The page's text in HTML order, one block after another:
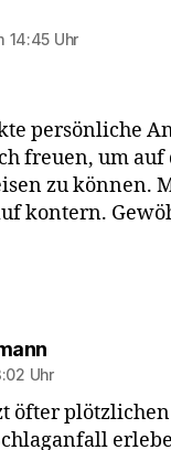
14:45 Uhr
persönliche
freuen, um
zu können.
kontern.
sagt:
Uhr
öfter